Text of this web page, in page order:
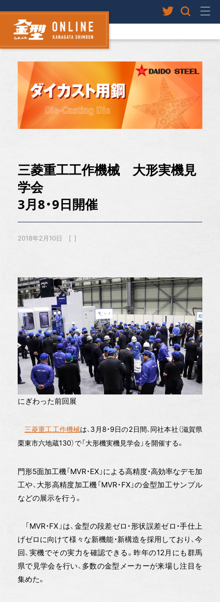
三菱重工工作機械 大形実機見
学会
3月8・9日開催
2018年2月10日
にぎわった前回展
三菱重工工作機械は、3月8・9日の2日間、同社本社（滋賀県
栗東市六地蔵130）で「大形機実機見学会」を開催する。
門形5面加工機「MVR・EX」による高精度・高効率なデモ加
工や、大形高精度加工機「MVR・FX」の金型加工サンプル
などの展示を行う。
「MVR・FX」は、金型の段差ゼロ・形状誤差ゼロ・手仕上
げゼロに向けて様々な新機能・新構造を採用しており、今
回、実機でその実力を確認できる。昨年の12月にも群馬
県で見学会を行い、多数の金型メーカーが来場し注目を
集めた。